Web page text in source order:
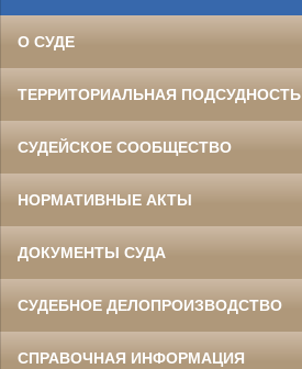
О СУДЕ
ТЕРРИТОРИАЛЬНАЯ ПОДСУДНОСТЬ
СУДЕЙСКОЕ СООБЩЕСТВО
НОРМАТИВНЫЕ АКТЫ
ДОКУМЕНТЫ СУДА
СУДЕБНОЕ ДЕЛОПРОИЗВОДСТВО
СПРАВОЧНАЯ ИНФОРМАЦИЯ